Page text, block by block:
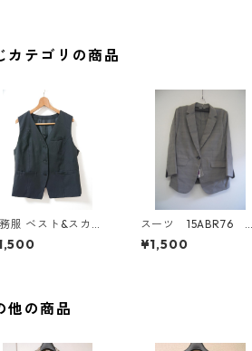
カテゴリの商品
服 ベスト&スカー
ット 3L ブラック
1299◆
スーツ 15ABR76 グ
レー系チェック IY-4
533
¥1,500
他の商品